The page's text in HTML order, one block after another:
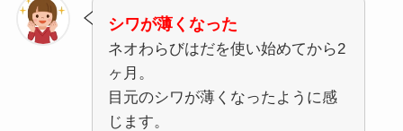
シワが薄くなった
ネオわらびはだを使い始めてから2
ヶ月。
目元のシワが薄くなったように感
じます。